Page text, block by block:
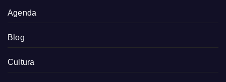
Agenda
Blog
Cultura